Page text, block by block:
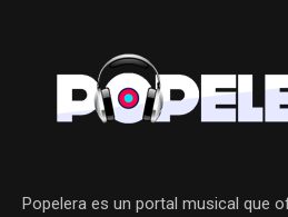
Popelera es un portal musical que